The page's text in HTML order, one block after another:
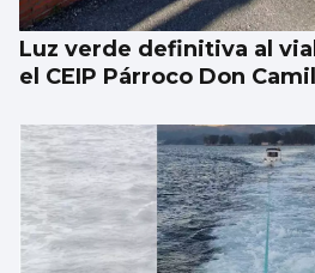
Luz verde definitiva al
el CEIP Párroco Don